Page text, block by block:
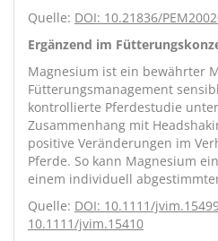
Quelle: DOI: 10.21836/
Ergänzend im
Magnesium ist ein bewährter
Fütterungsmanagement
kontrollierte Pferdestudie
Zusammenhang mit
positive Veränderungen im
Pferde. So kann Magnesium
einem individuell
Quelle: DOI: 10.1111/
10.1111/jvim.15410